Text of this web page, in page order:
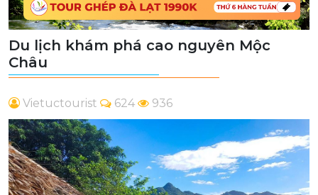
Du lịch khám phá cao nguyên Mộc
Châu
Vietuctourist 624 936